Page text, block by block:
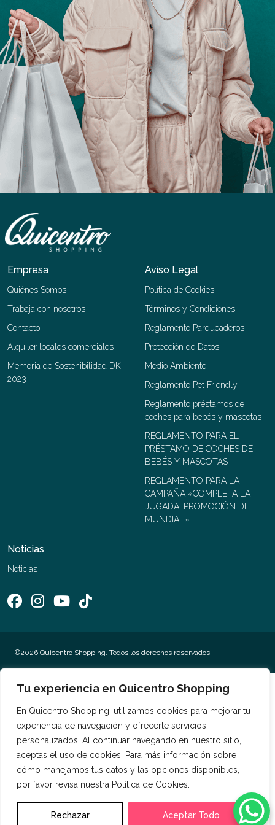
Tu experiencia en Quicentro Shopping
En Quicentro Shopping, utilizamos cookies para mejorar tu
experiencia de navegación y ofrecerte servicios
personalizados. Al continuar navegando en nuestro sitio,
aceptas el uso de cookies. Para más información sobre
cómo manejamos tus datos y las opciones disponibles,
por favor revisa nuestra Política de Cookies.
Rechazar Aceptar Todo
Empresa
Quiénes Somos
Trabaja con nosotros
Contacto
Alquiler locales comerciales
Memoria de Sostenibilidad DK
2023
Aviso Legal
Política de Cookies
Términos y Condiciones
Reglamento Parqueaderos
Protección de Datos
Medio Ambiente
Reglamento Pet Friendly
Reglamento préstamos de
coches para bebés y mascotas
REGLAMENTO PARA EL
PRÉSTAMO DE COCHES DE
BEBÉS Y MASCOTAS
REGLAMENTO PARA LA
CAMPAÑA «COMPLETA LA
JUGADA, PROMOCIÓN DE
MUNDIAL»
Noticias
Noticias
©2026 Quicentro Shopping. Todos los derechos reservados